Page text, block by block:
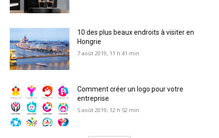
10 des plus beaux endroits à visiter en
Hongrie
7 août 2019, 11 h 41 min
Comment créer un logo pour votre
entreprise
5 août 2019, 12 h 52 min